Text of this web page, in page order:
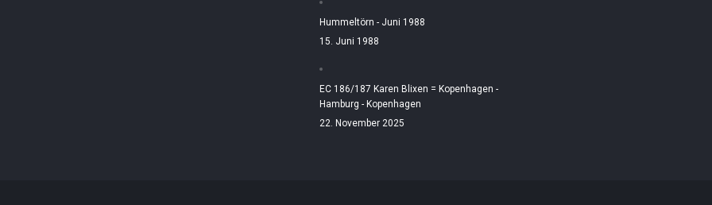
Hummeltörn - Juni 1988
15. Juni 1988
EC 186/187 Karen Blixen = Kopenhagen -
Hamburg - Kopenhagen
22. November 2025